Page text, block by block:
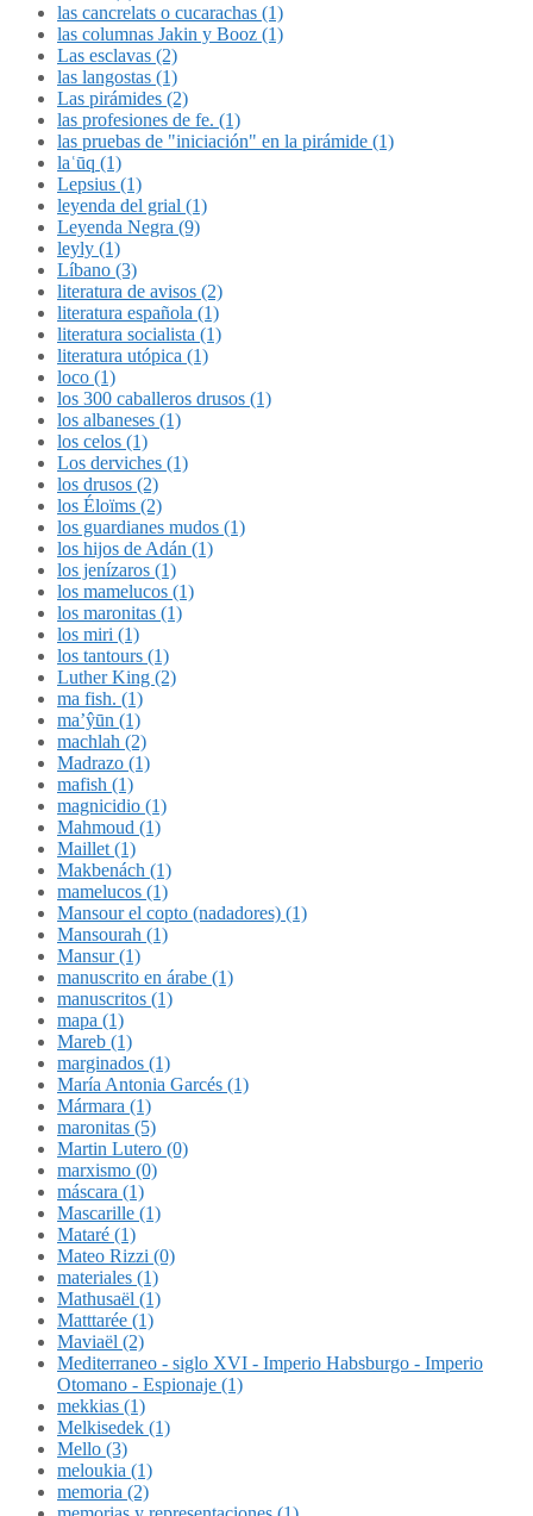
las cancrelats o cucarachas (1)
las columnas Jakin y Booz (1)
Las esclavas (2)
las langostas (1)
Las pirámides (2)
las profesiones de fe. (1)
las pruebas de "iniciación" en la pirámide (1)
laʿūq (1)
Lepsius (1)
leyenda del grial (1)
Leyenda Negra (9)
leyly (1)
Líbano (3)
literatura de avisos (2)
literatura española (1)
literatura socialista (1)
literatura utópica (1)
loco (1)
los 300 caballeros drusos (1)
los albaneses (1)
los celos (1)
Los derviches (1)
los drusos (2)
los Éloïms (2)
los guardianes mudos (1)
los hijos de Adán (1)
los jenízaros (1)
los mamelucos (1)
los maronitas (1)
los miri (1)
los tantours (1)
Luther King (2)
ma fish. (1)
ma’ŷūn (1)
machlah (2)
Madrazo (1)
mafish (1)
magnicidio (1)
Mahmoud (1)
Maillet (1)
Makbenách (1)
mamelucos (1)
Mansour el copto (nadadores) (1)
Mansourah (1)
Mansur (1)
manuscrito en árabe (1)
manuscritos (1)
mapa (1)
Mareb (1)
marginados (1)
María Antonia Garcés (1)
Mármara (1)
maronitas (5)
Martin Lutero (0)
marxismo (0)
máscara (1)
Mascarille (1)
Mataré (1)
Mateo Rizzi (0)
materiales (1)
Mathusaël (1)
Matttarée (1)
Maviaël (2)
Mediterraneo - siglo XVI - Imperio Habsburgo - Imperio
Otomano - Espionaje (1)
mekkias (1)
Melkisedek (1)
Mello (3)
meloukia (1)
memoria (2)